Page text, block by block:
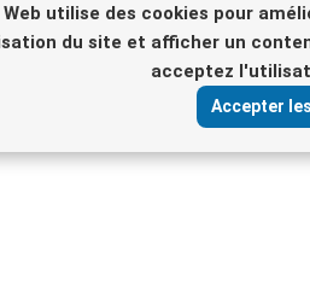
Web utilise des cookies pour
du site et afficher un
acceptez
Accepter